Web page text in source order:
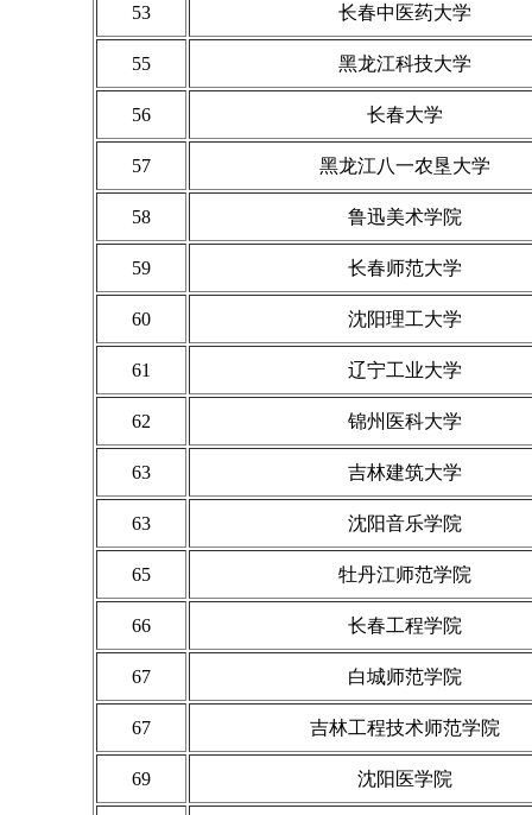
53 长春中医药大学
55 黑龙江科技大学
56 长春大学
57 黑龙江八一农垦大学
58 鲁迅美术学院
59 长春师范大学
60 沈阳理工大学
61 辽宁工业大学
62 锦州医科大学
63 吉林建筑大学
63 沈阳音乐学院
65 牡丹江师范学院
66 长春工程学院
67 白城师范学院
67 吉林工程技术师范学院
69 沈阳医学院